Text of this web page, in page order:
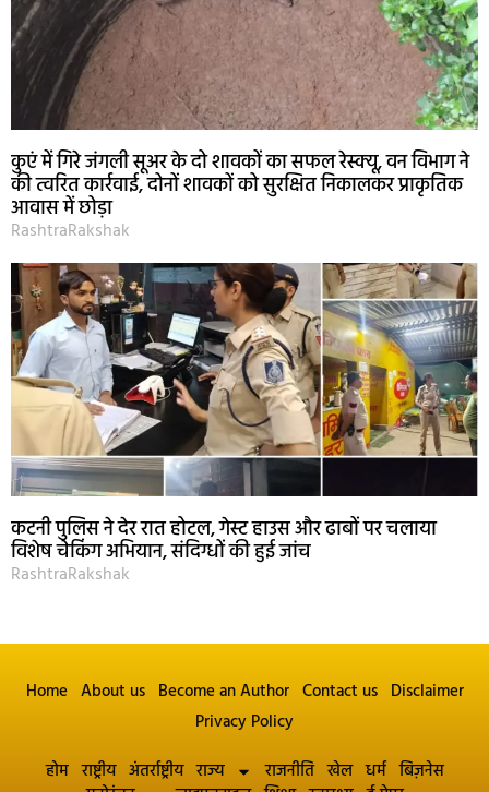
कुएं में गिरे जंगली सूअर के दो शावकों का सफल रेस्क्यू, वन विभाग ने
की त्वरित कार्रवाई, दोनों शावकों को सुरक्षित निकालकर प्राकृतिक
आवास में छोड़ा
RashtraRakshak
कटनी पुलिस ने देर रात होटल, गेस्ट हाउस और ढाबों पर चलाया
विशेष चेकिंग अभियान, संदिग्धों की हुई जांच
RashtraRakshak
Home About us Become an Author Contact us Disclaimer
Privacy Policy
होम राष्ट्रीय अंतर्राष्ट्रीय राज्य राजनीति खेल धर्म बिज़नेस